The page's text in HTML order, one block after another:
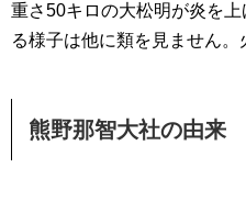
重さ50キロの大松明が炎を
る様子は他に類を見ません。
熊野那智大社の由来